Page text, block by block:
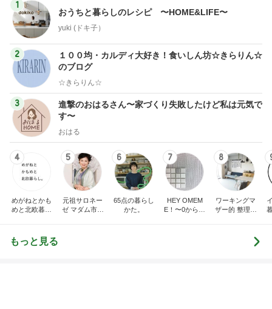
1
おうちと暮らしのレシピ 〜HOME&LIFE〜
yuki (ドキ子）
2
１００均・カルディ大好き！食いしん坊☆きらりん☆
のブログ
☆きらりん☆
3
進撃のおはるさん〜家づくり失敗したけど私は元気で
す〜
おはる
4
めがねとかも
めと北欧暮ら
5
元祖サロネー
ゼ マダム市川
6
65点の暮らし
かた。
7
HEY OMEM
E！〜0からの
8
ワーキングマ
ザー的 整理収
もっと見る